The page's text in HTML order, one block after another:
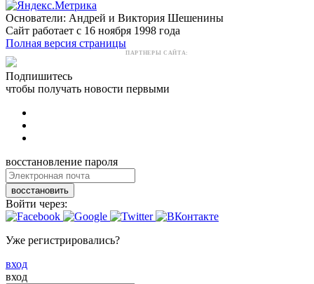
Основатели: Андрей и Виктория Шешенины
Сайт работает с 16 ноября 1998 года
Полная версия страницы
ПАРТНЕРЫ САЙТА:
Подпишитесь
чтобы получать новости первыми
восстановление пароля
восстановить
Войти через:
Уже регистрировались?
вход
вход